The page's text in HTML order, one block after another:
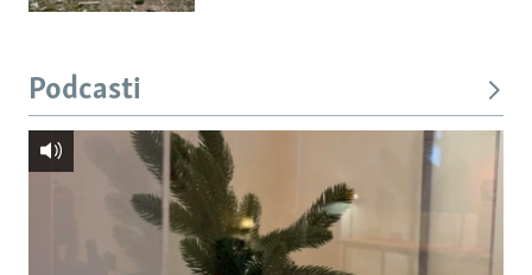
Podcasti